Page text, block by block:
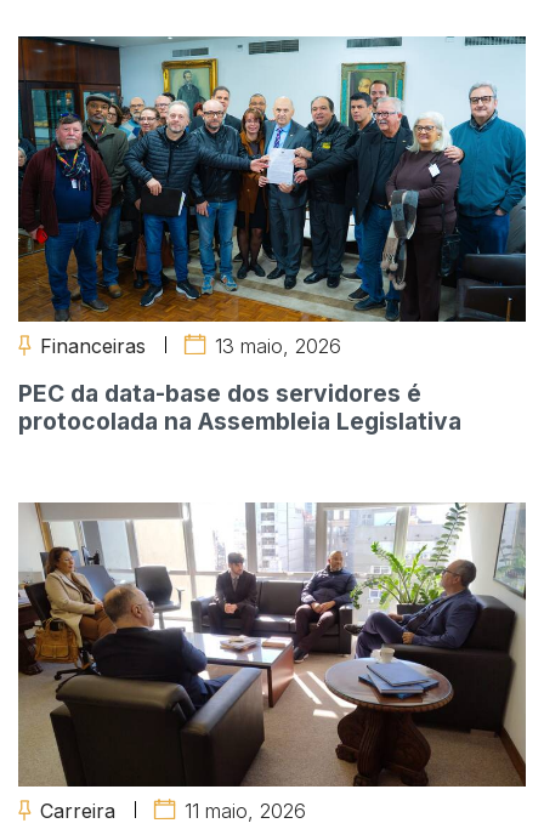
Financeiras 13 maio, 2026
PEC da data-base dos servidores é
protocolada na Assembleia Legislativa
Carreira 11 maio, 2026